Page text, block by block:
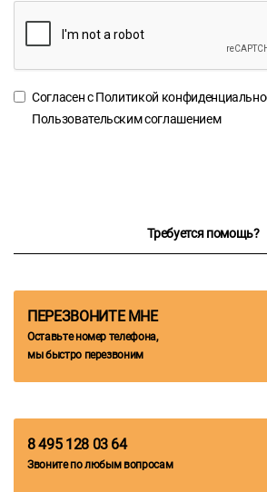
Согласен сПолитикой
Пользовательским соглашением
Требуется помощь?
ПЕРЕЗВОНИТЕ МНЕ
Оставьте номер телефона,
мы быстро перезвоним
8 495 128 03 64
Звоните по любым вопросам